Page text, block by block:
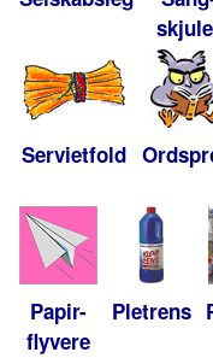
Servietfold
Papir-
flyvere
Pletrens